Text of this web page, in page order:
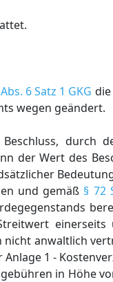
6 Satz 1 GKG
wegen geändert.
Beschluss, durch
der Wert des
und gemäß § 72
nicht anwaltlich
Anlage 1 -
in Höhe